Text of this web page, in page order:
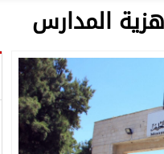
المدارس